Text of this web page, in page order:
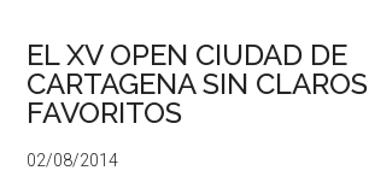
EL XV OPEN CIUDAD DE
CARTAGENA SIN CLAROS
FAVORITOS
02/08/2014